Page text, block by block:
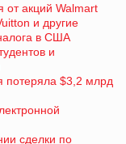
от акций Walmart
и другие
в США
и
потеряла $3,2 млрд
сделки по